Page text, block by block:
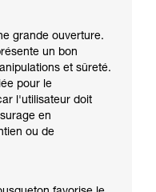
grande ouverture.
un bon
et sûreté.
pour le
l'utilisateur doit
en
ou de